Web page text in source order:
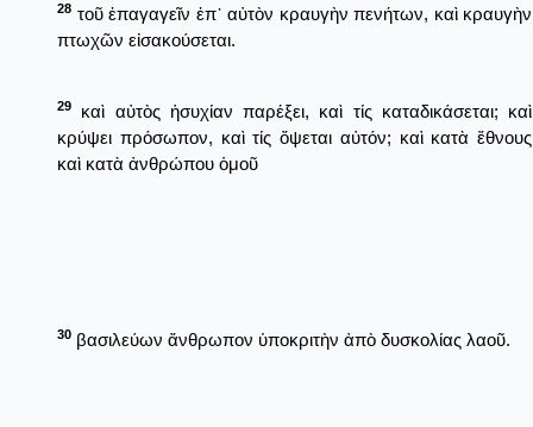
28 τοῦ ἐπαγαγεῖν ἐπ᾿ αὐτὸν κραυγὴν πενήτων, καὶ κραυγὴν
πτωχῶν εἰσακούσεται.
29
καὶ αὐτὸς ἡσυχίαν παρέξει, καὶ τίς καταδικάσεται; καὶ
κρύψει πρόσωπον, καὶ τίς ὄψεται αὐτόν; καὶ κατὰ ἔθνους
καὶ κατὰ ἀνθρώπου ὁμοῦ
30 βασιλεύων ἄνθρωπον ὑποκριτὴν ἀπὸ δυσκολίας λαοῦ.